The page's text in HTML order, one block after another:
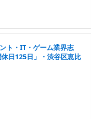
ト・IT・ゲーム業界志
日125日」・渋谷区恵比